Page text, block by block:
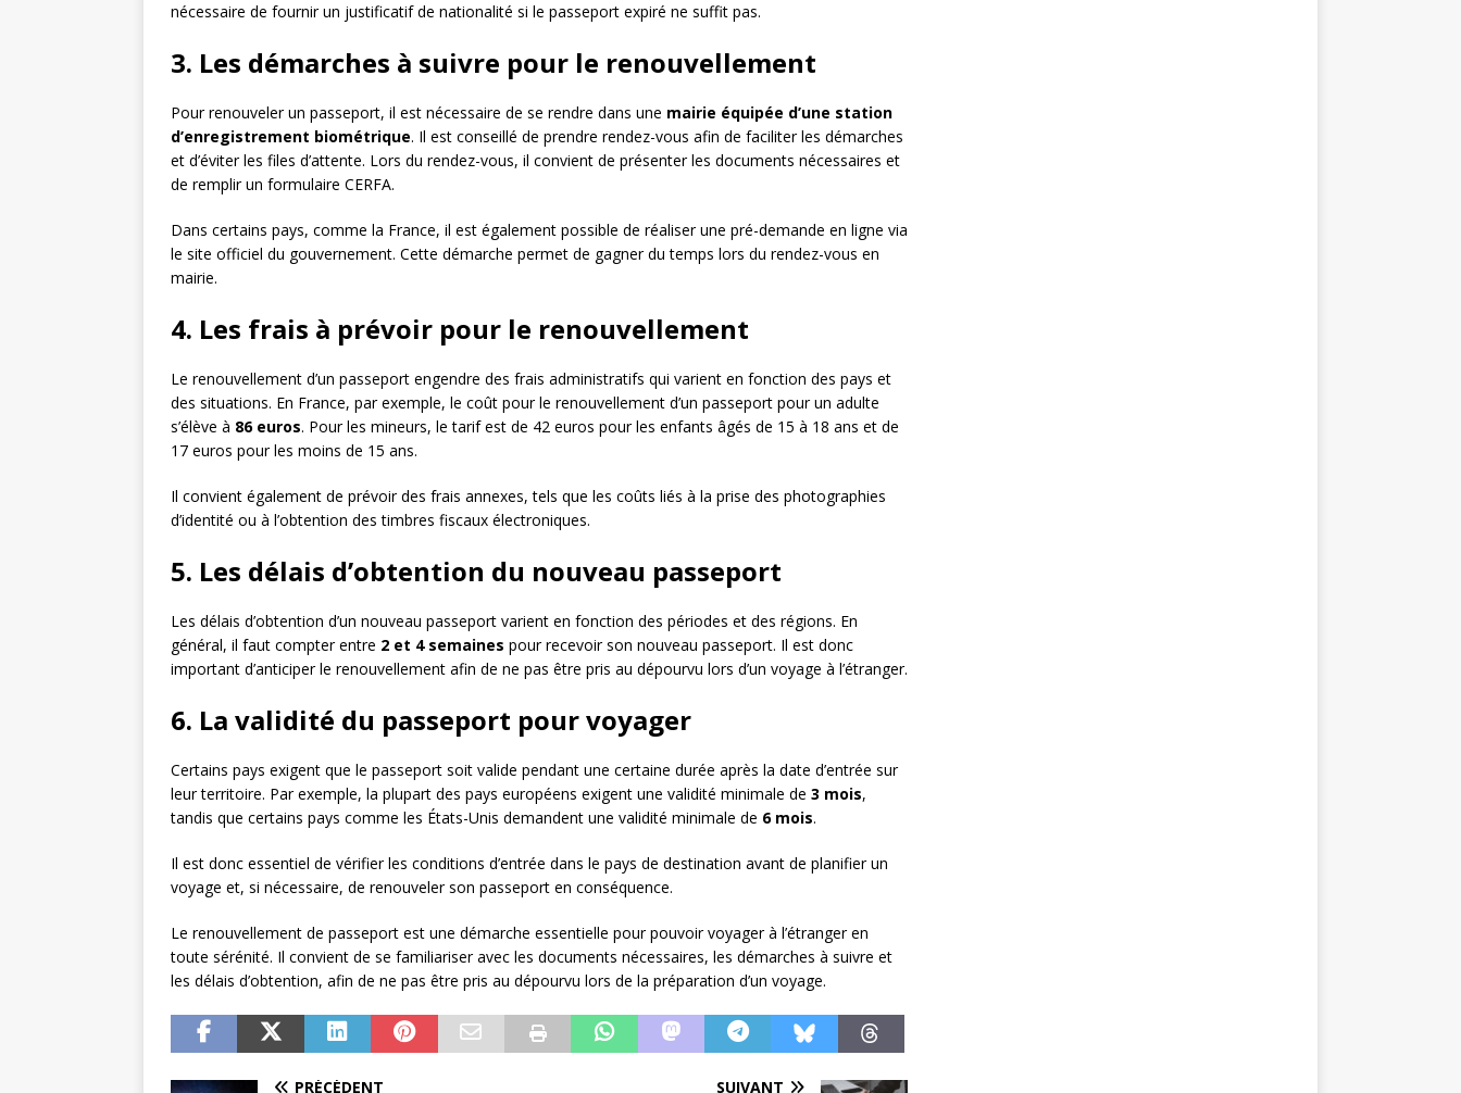
nécessaire de fournir un justificatif de nationalité si le passeport expiré ne suffit pas.
3. Les démarches à suivre pour le renouvellement
Pour renouveler un passeport, il est nécessaire de se rendre dans une mairie équipée d’une station
d’enregistrement biométrique. Il est conseillé de prendre rendez-vous afin de faciliter les démarches
et d’éviter les files d’attente. Lors du rendez-vous, il convient de présenter les documents nécessaires et
de remplir un formulaire CERFA.
Dans certains pays, comme la France, il est également possible de réaliser une pré-demande en ligne via
le site officiel du gouvernement. Cette démarche permet de gagner du temps lors du rendez-vous en
mairie.
4. Les frais à prévoir pour le renouvellement
Le renouvellement d’un passeport engendre des frais administratifs qui varient en fonction des pays et
des situations. En France, par exemple, le coût pour le renouvellement d’un passeport pour un adulte
s’élève à 86 euros. Pour les mineurs, le tarif est de 42 euros pour les enfants âgés de 15 à 18 ans et de
17 euros pour les moins de 15 ans.
Il convient également de prévoir des frais annexes, tels que les coûts liés à la prise des photographies
d’identité ou à l’obtention des timbres fiscaux électroniques.
5. Les délais d’obtention du nouveau passeport
Les délais d’obtention d’un nouveau passeport varient en fonction des périodes et des régions. En
général, il faut compter entre 2 et 4 semaines pour recevoir son nouveau passeport. Il est donc
important d’anticiper le renouvellement afin de ne pas être pris au dépourvu lors d’un voyage à l’étranger.
6. La validité du passeport pour voyager
Certains pays exigent que le passeport soit valide pendant une certaine durée après la date d’entrée sur
leur territoire. Par exemple, la plupart des pays européens exigent une validité minimale de 3 mois,
tandis que certains pays comme les États-Unis demandent une validité minimale de 6 mois.
Il est donc essentiel de vérifier les conditions d’entrée dans le pays de destination avant de planifier un
voyage et, si nécessaire, de renouveler son passeport en conséquence.
Le renouvellement de passeport est une démarche essentielle pour pouvoir voyager à l’étranger en
toute sérénité. Il convient de se familiariser avec les documents nécessaires, les démarches à suivre et
les délais d’obtention, afin de ne pas être pris au dépourvu lors de la préparation d’un voyage.
PRÉCÉDENT SUIVANT